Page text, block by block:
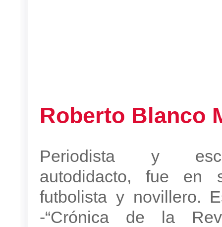
Roberto Blanco
Periodista y
autodidacto, fue en
futbolista y novillero.
-“Crónica de la